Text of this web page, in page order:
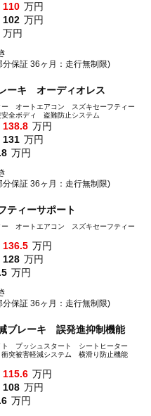
110 万円
102 万円
万円
分保証 36ヶ月：走行無制限)
ーキ オーディオレス
オートエアコン スズキセーフティー
全ボディ 盗難防止システム
138.8 万円
131 万円
万円
分保証 36ヶ月：走行無制限)
ィーサポート
オートエアコン スズキセーフティー
136.5 万円
128 万円
万円
分保証 36ヶ月：走行無制限)
ブレーキ 誤発進抑制機能
ト プッシュスタート シートヒーター
突被害軽減システム 横滑り防止機能
115.6 万円
108 万円
万円